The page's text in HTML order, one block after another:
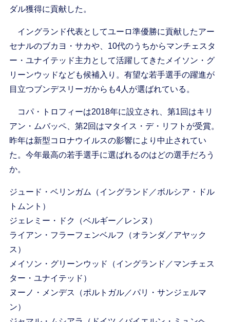
ダル獲得に貢献した。
イングランド代表としてユーロ準優勝に貢献したアー
セナルのブカヨ・サカや、10代のうちからマンチェスタ
ー・ユナイテッド主力として活躍してきたメイソン・グ
リーンウッドなども候補入り。有望な若手選手の躍進が
目立つブンデスリーガからも4人が選ばれている。
コパ・トロフィーは2018年に設立され、第1回はキリ
アン・ムバッペ、第2回はマタイス・デ・リフトが受賞。
昨年は新型コロナウイルスの影響により中止されてい
た。今年最高の若手選手に選ばれるのはどの選手だろう
か。
ジュード・ベリンガム（イングランド／ボルシア・ドル
トムント）
ジェレミー・ドク（ベルギー／レンヌ）
ライアン・フラーフェンベルフ（オランダ／アヤック
ス）
メイソン・グリーンウッド（イングランド／マンチェス
ター・ユナイテッド）
ヌーノ・メンデス（ポルトガル／パリ・サンジェルマ
ン）